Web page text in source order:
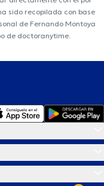
sido recopilada con base
de Fernando Montoya
de doctoranytime.